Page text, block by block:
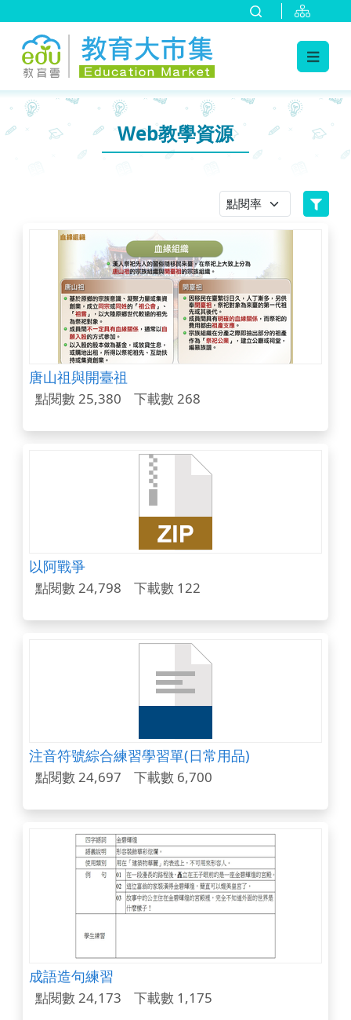
::: Web教學資源
唐山祖與開臺祖
點閱數 25,380 下載數 268
以阿戰爭
點閱數 24,798 下載數 122
注音符號綜合練習學習單(日常用品)
點閱數 24,697 下載數 6,700
成語造句練習
點閱數 24,173 下載數 1,175